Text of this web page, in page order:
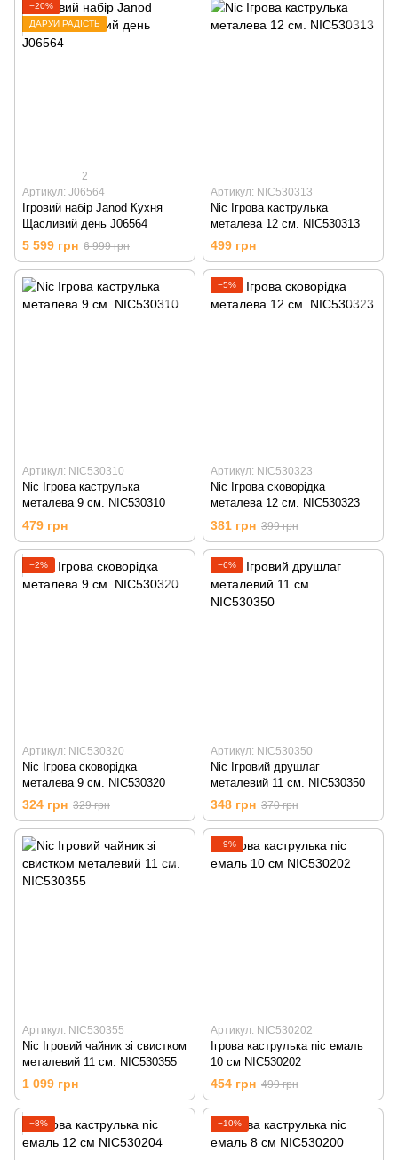
−20%
ДАРУЙ РАДІСТЬ
2
Артикул: J06564
Ігровий набір Janod Кухня
Щасливий день J06564
5 599 грн 6 999 грн
Артикул: NIC530313
Nic Ігрова каструлька
металева 12 см. NIC530313
499 грн
Артикул: NIC530310
Nic Ігрова каструлька
металева 9 см. NIC530310
479 грн
−5%
Артикул: NIC530323
Nic Ігрова сковорідка
металева 12 см. NIC530323
381 грн 399 грн
−2%
Артикул: NIC530320
Nic Ігрова сковорідка
металева 9 см. NIC530320
324 грн 329 грн
−6%
Артикул: NIC530350
Nic Ігровий друшлаг
металевий 11 см. NIC530350
348 грн 370 грн
Артикул: NIC530355
Nic Ігровий чайник зі свистком
металевий 11 см. NIC530355
1 099 грн
−9%
Артикул: NIC530202
Ігрова каструлька nic емаль
10 см NIC530202
454 грн 499 грн
−8% −10%